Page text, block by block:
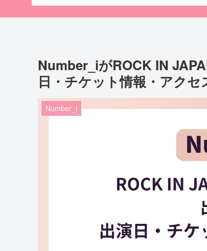
Number_iがROCK IN
日・チケット情報・アクセ
Number_i